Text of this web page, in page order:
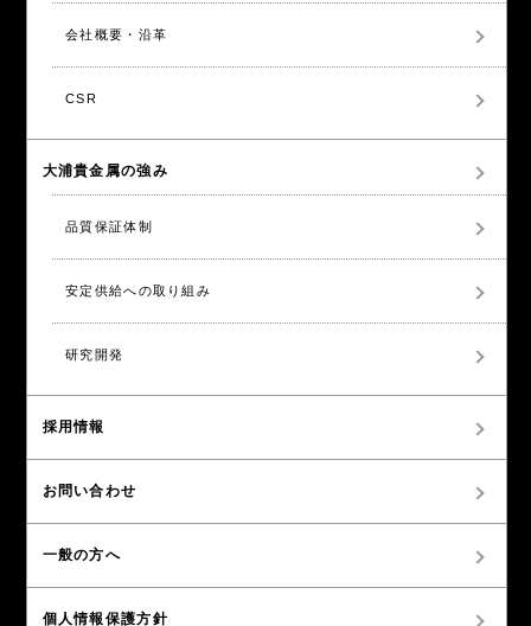
会社概要・沿革
CSR
大浦貴金属の強み
品質保証体制
安定供給への取り組み
研究開発
採用情報
お問い合わせ
一般の方へ
個人情報保護方針